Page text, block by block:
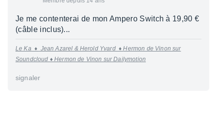
Je me contenterai de mon Ampero Switch à 19,90 €
(câble inclus)...
Le Ka ♦ Jean Azarel & Herold Yvard ♦Hermon de Vinon sur
Soundcloud ♦Hermon de Vinon sur Dailymotion
signaler